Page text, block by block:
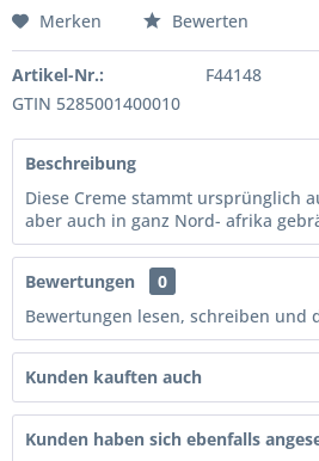
Merken Bewerten
Artikel-Nr.:
F44148
GTIN 5285001400010
Beschreibung
Diese Creme stammt ursprünglich
aber auch in ganz Nord- afrika
Bewertungen
0
Bewertungen lesen, schreiben und
Kunden kauften auch
Kunden haben sich ebenfalls